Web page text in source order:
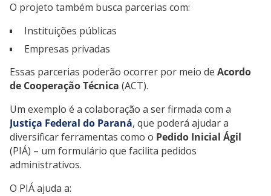
O projeto também busca parcerias com:
Instituições públicas
Empresas privadas
Essas parcerias poderão ocorrer por meio de Acordo
de Cooperação Técnica (ACT).
Um exemplo é a colaboração a ser firmada com a
Justiça Federal do Paraná, que poderá ajudar a
diversificar ferramentas como o Pedido Inicial Ágil
(PIÁ) – um formulário que facilita pedidos
administrativos.
O PIÁ ajuda a: